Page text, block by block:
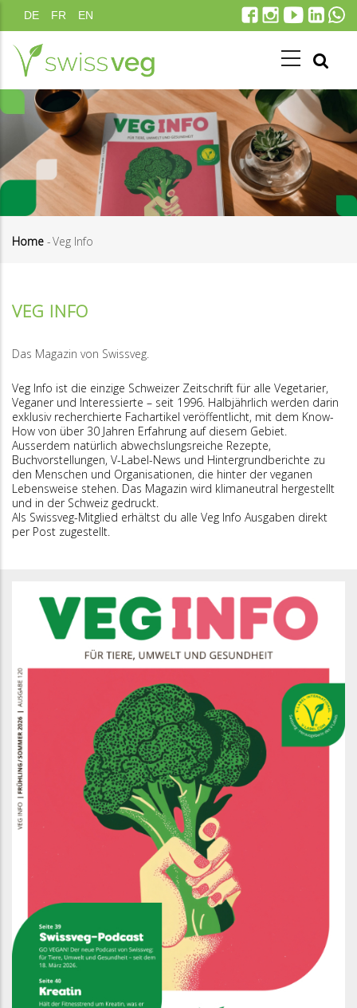
Direkt
zum
Inhalt
DE FR EN
Home -Veg Info
VEG INFO
Das Magazin von Swissveg.
Veg Info ist die einzige Schweizer Zeitschrift für alle Vegetarier,
Veganer und Interessierte – seit 1996. Halbjährlich werden darin
exklusiv recherchierte Fachartikel veröffentlicht, mit dem Know-
How von über 30 Jahren Erfahrung auf diesem Gebiet.
Ausserdem natürlich abwechslungsreiche Rezepte,
Buchvorstellungen, V-Label-News und Hintergrundberichte zu
den Menschen und Organisationen, die hinter der veganen
Lebensweise stehen. Das Magazin wird klimaneutral hergestellt
und in der Schweiz gedruckt.
Als Swissveg-Mitglied erhältst du alle Veg Info Ausgaben direkt
per Post zugestellt.